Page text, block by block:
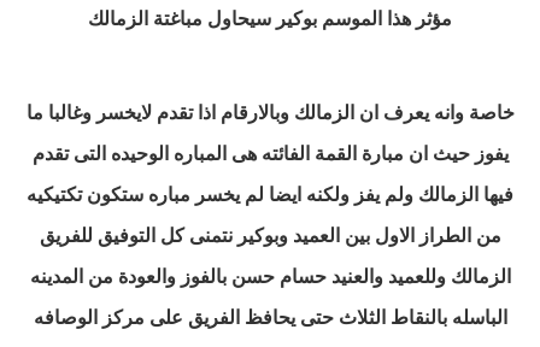
مؤثر هذا الموسم بوكير سيحاول مباغتة الزمالك
خاصة وانه يعرف ان الزمالك وبالارقام اذا تقدم لايخسروغالبا ما
يفوزحيث ان مبارة القمة الفائته هى المباره الوحيده التى تقدم
فيها الزمالك ولم يفز ولكنه ايضا لم يخسر مباره ستكون تكتيكيه
من الطراز الاول بين العميد وبوكيرنتمنى كل التوفيق للفريق
الزمالك وللعميد والعنيد حسام حسن بالفوز والعودة من المدينه
الباسله بالنقاط الثلاث حتى يحافظ الفريق على مركز الوصافه